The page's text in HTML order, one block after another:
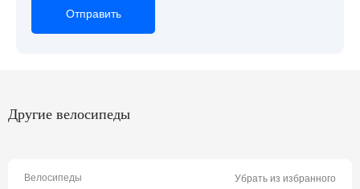
Отправить
Отправить
Отправить
Другие велосипеды
Велосипеды Убрать из избранного